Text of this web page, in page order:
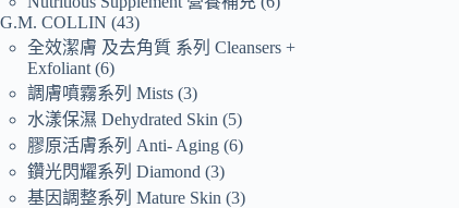
G.M. COLLIN 43
全效潔膚 及去角質 系列 Cleansers +
Exfoliant 6
調膚噴霧系列 Mists 3
水漾保濕 Dehydrated Skin
5
膠原活膚系列 Anti- Aging 6
鑽光閃耀系列 Diamond 3
基因調整系列 Mature Skin 3